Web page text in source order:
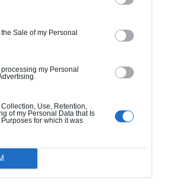
Sale of my Personal
my Personal
Use, Retention,
of my Personal Data that Is
for which it was
117.73 m²
3
2